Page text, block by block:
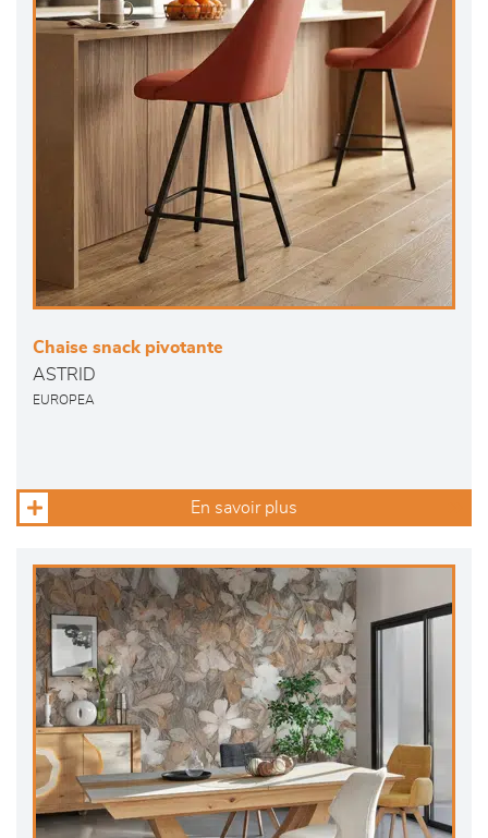
Chaise snack pivotante
ASTRID
EUROPEA
En savoir plus